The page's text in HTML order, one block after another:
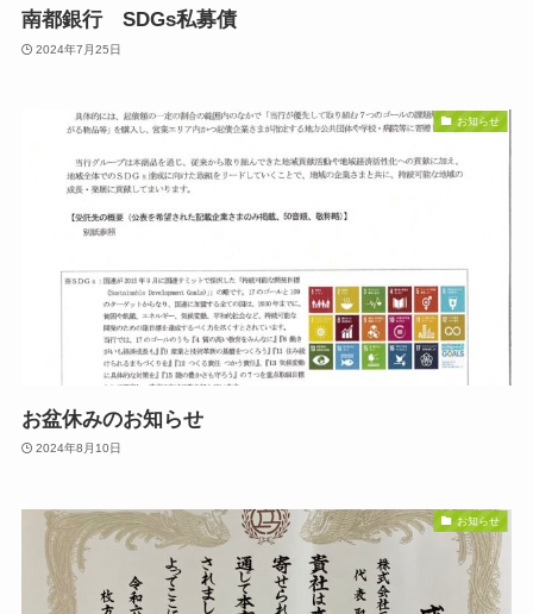
南都銀行 SDGs私募債
2024年7月25日
お知らせ
お盆休みのお知らせ
2024年8月10日
お知らせ